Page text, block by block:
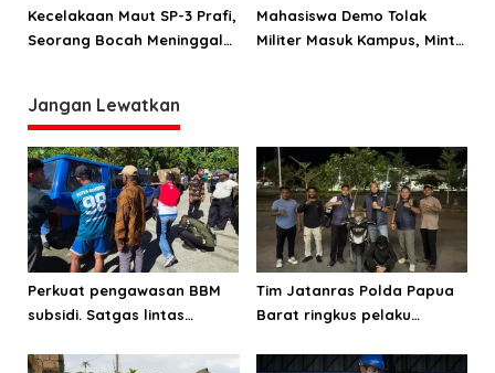
HUT ke 122
Kecelakaan Maut SP-3 Prafi,
Seorang Bocah Meninggal
Mahasiswa Demo Tolak
Militer Masuk Kampus, Minta
Jangan Lewatkan
Perkuat pengawasan BBM
subsidi. Satgas lintas
penyalahgunaan di
Tim Jatanras Polda Papua
Barat ringkus pelaku